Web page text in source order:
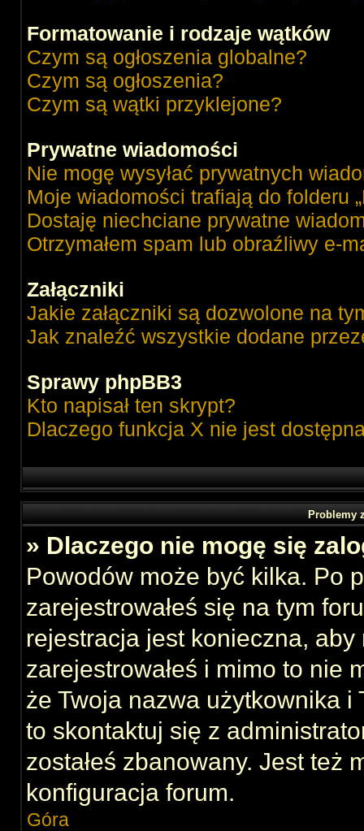
Formatowanie i rodzaje wątków
Czym są ogłoszenia globalne?
Czym są ogłoszenia?
Czym są wątki przyklejone?
Prywatne wiadomości
Nie mogę wysyłać prywatnych
Moje wiadomości trafiają do folderu
Dostaję niechciane prywatne
Otrzymałem spam lub obraźliwy e-
Załączniki
Jakie załączniki są dozwolone na
Jak znaleźć wszystkie dodane
Sprawy phpBB3
Kto napisał ten skrypt?
Dlaczego funkcja X nie jest
Problemy
» Dlaczego nie mogę się
Powodów może być kilka. Po
zarejestrowałeś się na tym
rejestracja jest konieczna,
zarejestrowałeś i mimo to nie
że Twoja nazwa użytkownika i
to skontaktuj się z
zostałeś zbanowany. Jest też
konfiguracja forum.
Góra